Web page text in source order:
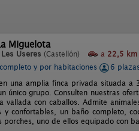
Miguelota
Les Useres (Castellón) a 22,5 km
y por habitaciones
6 plazas
una amplia finca privada situada a
único grupo. Consulten nuestras
vallada con caballos. Admite
y confortables, un baño completo,
porches, uno de ellos equipado con